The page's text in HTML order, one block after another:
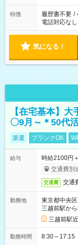
特徴 履歴書不要 /
電話対応なし
気になる！
【在宅基本】
〇9月～＊50代
派遣 ブランクOK
給与
時給2100円
交通費別
交通費 交通
勤務地
東京都中央区
三越前駅か
三越前駅
勤務時間 8:30～17:15